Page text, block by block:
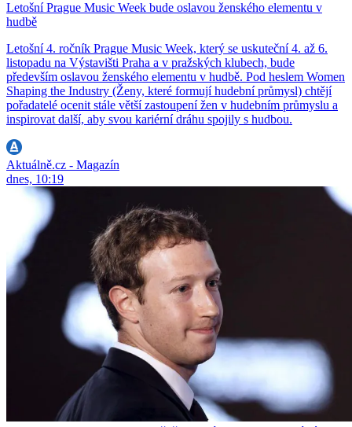
Letošní Prague Music Week bude oslavou ženského elementu v
hudbě
Letošní 4. ročník Prague Music Week, který se uskuteční 4. až 6.
listopadu na Výstavišti Praha a v pražských klubech, bude
především oslavou ženského elementu v hudbě. Pod heslem Women
Shaping the Industry (Ženy, které formují hudební průmysl) chtějí
pořadatelé ocenit stále větší zastoupení žen v hudebním průmyslu a
inspirovat další, aby svou kariérní dráhu spojily s hudbou.
Aktuálně.cz - Magazín
dnes, 10:19